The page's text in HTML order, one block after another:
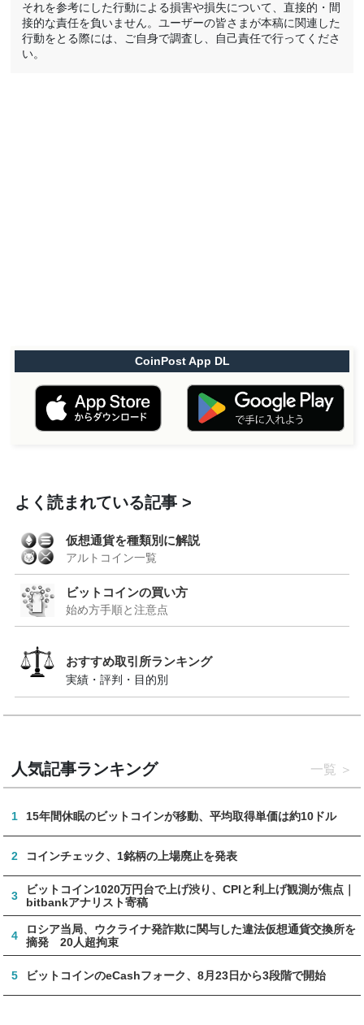
それを参考にした行動による損害や損失について、直接的・間
接的な責任を負いません。ユーザーの皆さまが本稿に関連した
行動をとる際には、ご自身で調査し、自己責任で行ってくださ
い。
CoinPost App DL
よく読まれている記事
仮想通貨を種類別に解説
アルトコイン一覧
ビットコインの買い方
始め方手順と注意点
おすすめ取引所ランキング
実績・評判・目的別
人気記事ランキング 一覧
1 15年間休眠のビットコインが移動、平均取得単価は約10ドル
2 コインチェック、1銘柄の上場廃止を発表
3
ビットコイン1020万円台で上げ渋り、CPIと利上げ観測が焦点｜
bitbankアナリスト寄稿
4
ロシア当局、ウクライナ発詐欺に関与した違法仮想通貨交換所を
摘発 20人超拘束
5 ビットコインのeCashフォーク、8月23日から3段階で開始